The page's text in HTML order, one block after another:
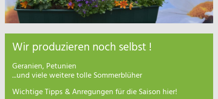
Wir produzieren noch selbst !
Geranien, Petunien
...und viele weitere tolle Sommerblüher
Wichtige Tipps & Anregungen für die Saison hier!